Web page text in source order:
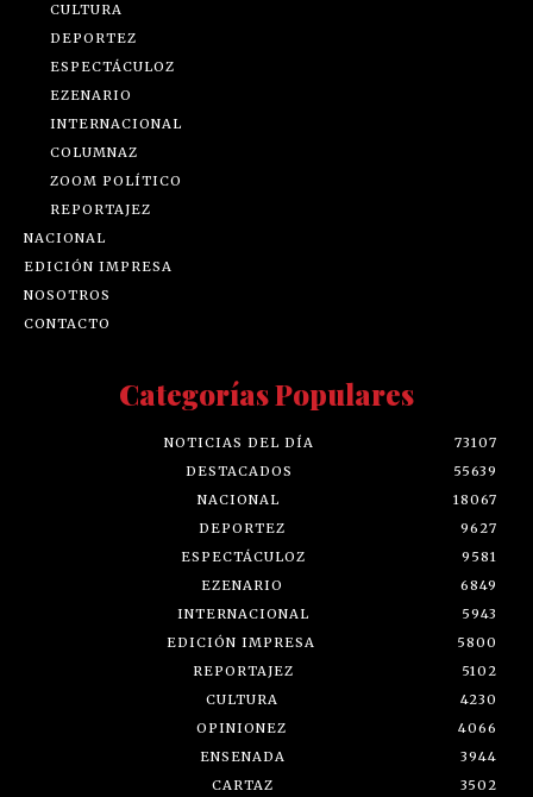
CULTURA
DEPORTEZ
ESPECTÁCULOZ
EZENARIO
INTERNACIONAL
COLUMNAZ
ZOOM POLÍTICO
REPORTAJEZ
NACIONAL
EDICIÓN IMPRESA
NOSOTROS
CONTACTO
Categorías Populares
NOTICIAS DEL DÍA
73107
DESTACADOS
55639
NACIONAL
18067
DEPORTEZ
9627
ESPECTÁCULOZ
9581
EZENARIO
6849
INTERNACIONAL
5943
EDICIÓN IMPRESA
5800
REPORTAJEZ
5102
CULTURA
4230
OPINIONEZ
4066
ENSENADA
3944
CARTAZ
3502